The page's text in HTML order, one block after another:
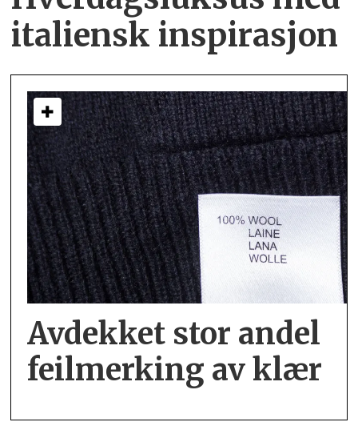
italiensk inspirasjon
Avdekket stor andel
feil­merking av klær